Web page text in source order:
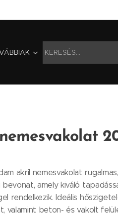
akril nemesvakolat
bevonat, amely kiváló
rendelkezik. Ideális
valamint beton- és vakolt